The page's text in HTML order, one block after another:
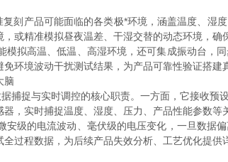
复刻产品可能面临的各类极*环境，涵盖温度、
或精准模拟昼夜温差、干湿交替的动态环境，确
高温、低温、高湿环境，还可集成振动台，
环境波动干扰测试结果，为产品可靠性验证搭建
脑
捉与实时调控的核心职责。一方面，它接收预
，实时捕捉温度、湿度、压力、产品性能参数等
的电流波动、毫伏级的电压变化，一旦数据
过程数据，为后续产品失效分析、工艺优化提供